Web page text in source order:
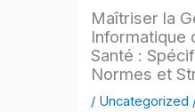
Maîtriser la
Informatique
Santé :
Normes et
/ Uncategorized